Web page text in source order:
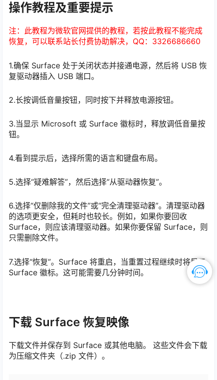
操作教程及重要提示
注：此教程为微软官网提供的教程，若按此教程不能完成
恢复，可以联系站长付费协助解决，QQ：3326686660
1.确保 Surface 处于关闭状态并接通电源，然后将 USB 恢
复驱动器插入 USB 端口。
2.长按调低音量按钮，同时按下并释放电源按钮。
3.当显示 Microsoft 或 Surface 徽标时，释放调低音量按
钮。
4.看到提示后，选择所需的语言和键盘布局。
5.选择“疑难解答”，然后选择“从驱动器恢复”。
6.选择“仅删除我的文件”或“完全清理驱动器”。清理驱动器
的选项更安全，但耗时也较长。例如，如果你要回收
Surface，则应该清理驱动器。如果你要保留 Surface，则
只需删除文件。
7.选择“恢复”。Surface 将重启，当重置过程继续时将显示
Surface 徽标。这可能需要几分钟时间。
下载 Surface 恢复映像
下载文件并保存到 Surface 或其他电脑。 这些文件会下载
为压缩文件夹（.zip 文件）。